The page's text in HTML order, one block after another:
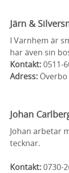
Järn &
I Varnhem är
har även sin
Kontakt:0511-
Adress:
Johan
Johan arbetar
tecknar.
Kontakt:0730-